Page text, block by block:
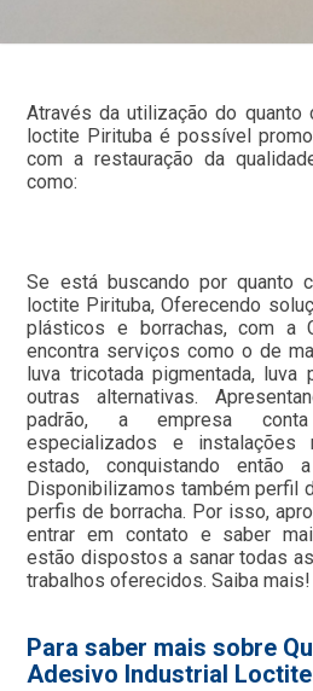
Através da utilização do quanto
loctite Pirituba é possível
com a restauração da
como:
Se está buscando por quanto
loctite Pirituba, Oferecendo
plásticos e borrachas, com a
encontra serviços como o de
luva tricotada pigmentada, luva
outras alternativas.
padrão, a empresa
especializados e
estado, conquistando então
Disponibilizamos também perfil
perfis de borracha. Por isso,
entrar em contato e saber
estão dispostos a sanar todas
trabalhos oferecidos. Saiba mais!
Para saber mais sobre
Adesivo Industrial